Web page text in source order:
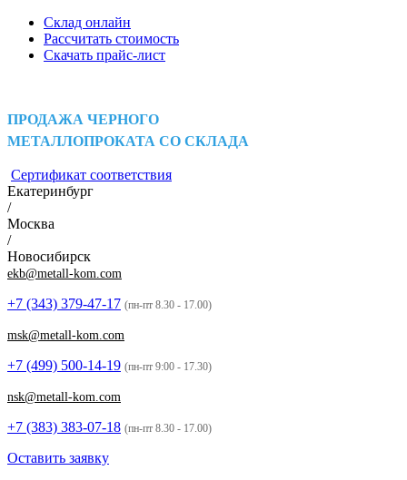
Склад онлайн
Рассчитать стоимость
Скачать прайс-лист
ПРОДАЖА ЧЕРНОГО
МЕТАЛЛОПРОКАТА СО СКЛАДА
Сертификат соответствия
Екатеринбург
/
Москва
/
Новосибирск
ekb@metall-kom.com
+7 (343) 379-47-17 (пн-пт 8.30 - 17.00)
msk@metall-kom.com
+7 (499) 500-14-19 (пн-пт 9:00 - 17.30)
nsk@metall-kom.com
+7 (383) 383-07-18 (пн-пт 8.30 - 17.00)
Оставить заявку